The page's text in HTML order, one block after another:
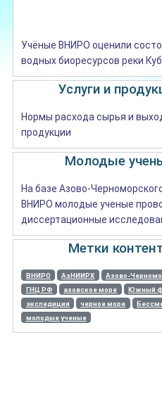
Учёные ВНИРО оценили
водных биоресурсов реки
Услуги и
Нормы расхода сырья и
продукции
Молодые
На базе Азово-
ВНИРО молодые ученые
диссертационные
Метки
ВНИРО АзНИИРХ
Азово-
ГНЦ РФ
азовское море
Южный
экспедиция
черное море
молодые ученые